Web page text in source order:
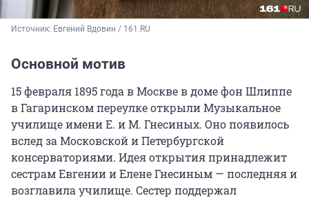
Источник: Евгений Вдовин / 161.RU
Основной мотив
15 февраля 1895 года в Москве в доме фон Шлиппе
в Гагаринском переулке открыли Музыкальное
училище имениЕ. и М. Гнесиных. Оно появилось
вслед за Московской и Петербургской
консерваториями. Идея открытия принадлежит
сестрам Евгении и Елене Гнесиным — последняя и
возглавила училище. Сестер поддержал